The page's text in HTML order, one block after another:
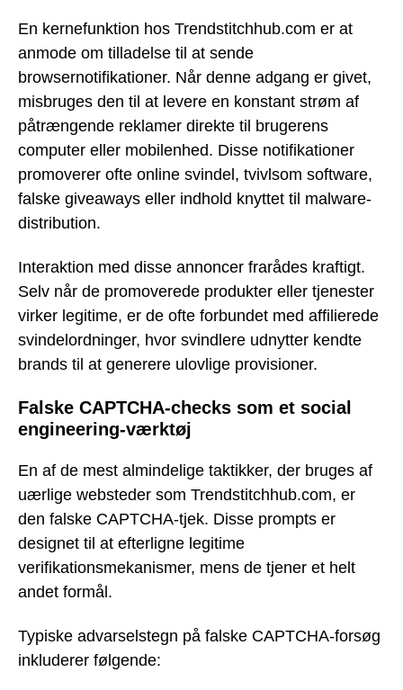
En kernefunktion hos Trendstitchhub.com er at
anmode om tilladelse til at sende
browsernotifikationer. Når denne adgang er givet,
misbruges den til at levere en konstant strøm af
påtrængende reklamer direkte til brugerens
computer eller mobilenhed. Disse notifikationer
promoverer ofte online svindel, tvivlsom software,
falske giveaways eller indhold knyttet til malware-
distribution.
Interaktion med disse annoncer frarådes kraftigt.
Selv når de promoverede produkter eller tjenester
virker legitime, er de ofte forbundet med affilierede
svindelordninger, hvor svindlere udnytter kendte
brands til at generere ulovlige provisioner.
Falske CAPTCHA-checks som et social
engineering-værktøj
En af de mest almindelige taktikker, der bruges af
uærlige websteder som Trendstitchhub.com, er
den falske CAPTCHA-tjek. Disse prompts er
designet til at efterligne legitime
verifikationsmekanismer, mens de tjener et helt
andet formål.
Typiske advarselstegn på falske CAPTCHA-forsøg
inkluderer følgende: